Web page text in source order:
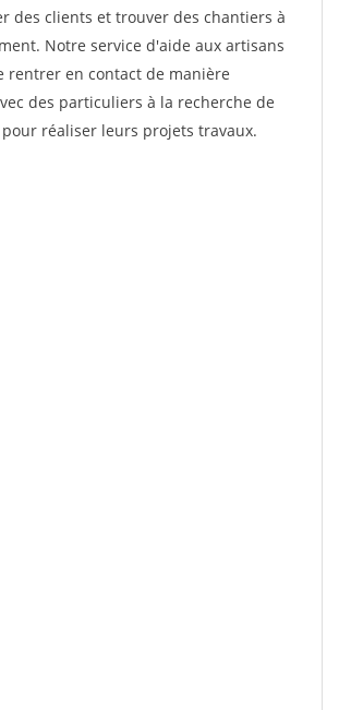
des clients et trouver des chantiers à
Notre service d'aide aux artisans
rentrer en contact de manière
des particuliers à la recherche de
réaliser leurs projets travaux.